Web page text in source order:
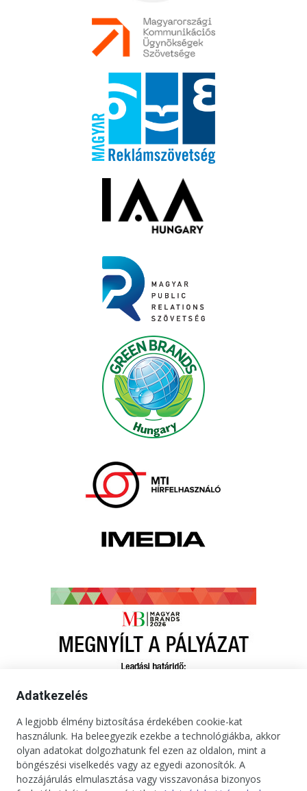
Adatkezelés
A legjobb élmény biztosítása érdekében cookie-kat
használunk. Ha beleegyezik ezekbe a technológiákba, akkor
olyan adatokat dolgozhatunk fel ezen az oldalon, mint a
böngészési viselkedés vagy az egyedi azonosítók. A
hozzájárulás elmulasztása vagy visszavonása bizonyos